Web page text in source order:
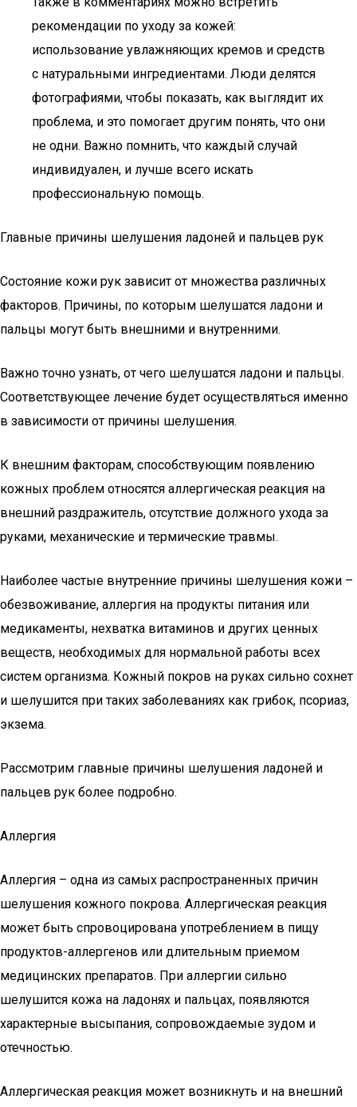
рекомендации по уходу за кожей:
использование увлажняющих кремов и средств
с натуральными ингредиентами. Люди делятся
фотографиями, чтобы показать, как выглядит их
проблема, и это помогает другим понять, что они
не одни. Важно помнить, что каждый случай
индивидуален, и лучше всего искать
профессиональную помощь.
Главные причины шелушения ладоней и пальцев рук
Состояние кожи рук зависит от множества различных
факторов. Причины, по которым шелушатся ладони и
пальцы могут быть внешними и внутренними.
Важно точно узнать, от чего шелушатся ладони и пальцы.
Соответствующее лечение будет осуществляться именно
в зависимости от причины шелушения.
К внешним факторам, способствующим появлению
кожных проблем относятся аллергическая реакция на
внешний раздражитель, отсутствие должного ухода за
руками, механические и термические травмы.
Наиболее частые внутренние причины шелушения кожи –
обезвоживание, аллергия на продукты питания или
медикаменты, нехватка витаминов и других ценных
веществ, необходимых для нормальной работы всех
систем организма. Кожный покров на руках сильно сохнет
и шелушится при таких заболеваниях как грибок, псориаз,
экзема.
Рассмотрим главные причины шелушения ладоней и
пальцев рук более подробно.
Аллергия
Аллергия – одна из самых распространенных причин
шелушения кожного покрова. Аллергическая реакция
может быть спровоцирована употреблением в пищу
продуктов-аллергенов или длительным приемом
медицинских препаратов. При аллергии сильно
шелушится кожа на ладонях и пальцах, появляются
характерные высыпания, сопровождаемые зудом и
отечностью.
Аллергическая реакция может возникнуть и на внешний